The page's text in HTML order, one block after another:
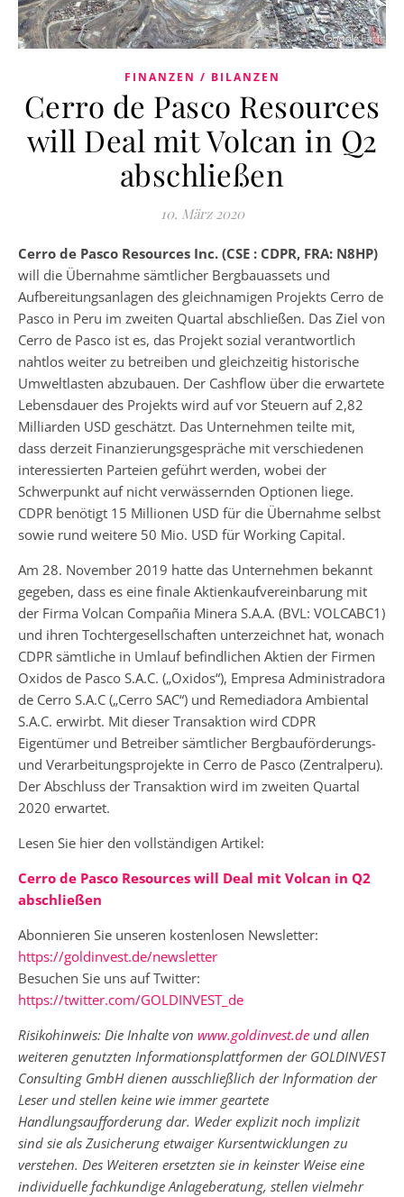
FINANZEN / BILANZEN
Cerro de Pasco Resources
will Deal mit Volcan in Q2
abschließen
10. März 2020
Cerro de Pasco Resources Inc. (CSE : CDPR, FRA: N8HP)
will die Übernahme sämtlicher Bergbauassets und
Aufbereitungsanlagen des gleichnamigen Projekts Cerro de
Pasco in Peru im zweiten Quartal abschließen. Das Ziel von
Cerro de Pasco ist es, das Projekt sozial verantwortlich
nahtlos weiter zu betreiben und gleichzeitig historische
Umweltlasten abzubauen. Der Cashflow über die erwartete
Lebensdauer des Projekts wird auf vor Steuern auf 2,82
Milliarden USD geschätzt. Das Unternehmen teilte mit,
dass derzeit Finanzierungsgespräche mit verschiedenen
interessierten Parteien geführt werden, wobei der
Schwerpunkt auf nicht verwässernden Optionen liege.
CDPR benötigt 15 Millionen USD für die Übernahme selbst
sowie rund weitere 50 Mio. USD für Working Capital.
Am 28. November 2019 hatte das Unternehmen bekannt
gegeben, dass es eine finale Aktienkaufvereinbarung mit
der Firma Volcan Compañia Minera S.A.A. (BVL: VOLCABC1)
und ihren Tochtergesellschaften unterzeichnet hat, wonach
CDPR sämtliche in Umlauf befindlichen Aktien der Firmen
Oxidos de Pasco S.A.C. („Oxidos“), Empresa Administradora
de Cerro S.A.C („Cerro SAC“) und Remediadora Ambiental
S.A.C. erwirbt. Mit dieser Transaktion wird CDPR
Eigentümer und Betreiber sämtlicher Bergbauförderungs-
und Verarbeitungsprojekte in Cerro de Pasco (Zentralperu).
Der Abschluss der Transaktion wird im zweiten Quartal
2020 erwartet.
Lesen Sie hier den vollständigen Artikel:
Cerro de Pasco Resources will Deal mit Volcan in Q2
abschließen
Abonnieren Sie unseren kostenlosen Newsletter:
https://goldinvest.de/newsletter
Besuchen Sie uns auf Twitter:
https://twitter.com/GOLDINVEST_de
Risikohinweis: Die Inhalte von www.goldinvest.de und allen
weiteren genutzten Informationsplattformen der GOLDINVEST
Consulting GmbH dienen ausschließlich der Information der
Leser und stellen keine wie immer geartete
Handlungsaufforderung dar. Weder explizit noch implizit
sind sie als Zusicherung etwaiger Kursentwicklungen zu
verstehen. Des Weiteren ersetzten sie in keinster Weise eine
individuelle fachkundige Anlageberatung, stellen vielmehr